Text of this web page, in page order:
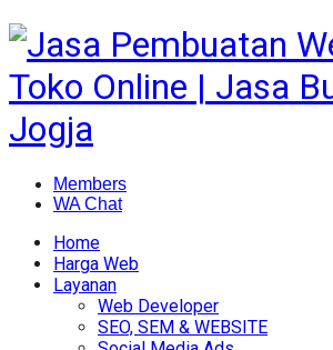
Members
WA Chat
Home
Harga Web
Layanan
Web Developer
SEO, SEM & WEBSITE